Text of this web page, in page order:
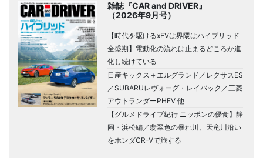
雑誌『CAR and DRIVER』
（2026年9月号）
【時代を駆けるxEVは界隈はハイブリッド
全盛期】電動化の流れは止まるどころか進
化し続けている
日産キックス＋エルグランド／レクサスES
／SUBARUレヴォーグ・レイバック／三菱
アウトランダーPHEV 他
【グルメドライブ紀行 ニッポンの優食】静
岡・浜松編／翡翠色の暴れ川、天竜川沿い
をホンダCR-Vで旅する